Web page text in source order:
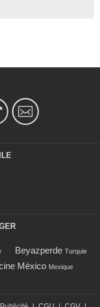
Beyazperde Turquie
México Mexique